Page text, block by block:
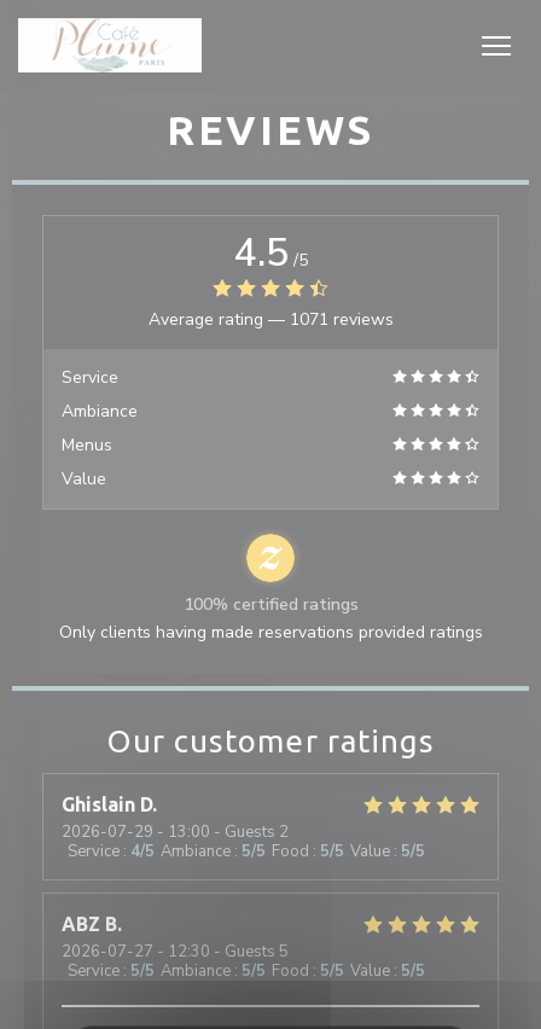
Personalizing your cookie choices
REVIEWS
Our customer ratings
Ghislain D
2026-07-29 - 13:00 - Guests 2
Service : 4/5 Ambiance : 5/5 Food : 5/5 Value : 5/5
ABZ B
2026-07-27 - 12:30 - Guests 5
Service : 5/5 Ambiance : 5/5 Food : 5/5 Value : 5/5
4.5 /5
Average rating — 1071 reviews
Service
Ambiance
Menus
Value
100% certified ratings
Only clients having made reservations provided ratings